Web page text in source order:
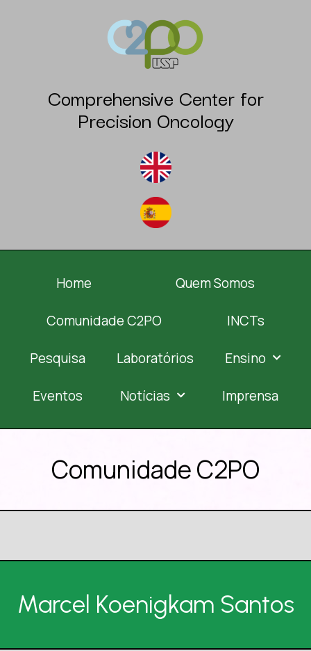
Comprehensive Center for
Precision Oncology
Home Quem Somos
Comunidade C2PO INCTs
Pesquisa Laboratórios Ensino
Eventos Notícias Imprensa
Comunidade C2PO
Marcel Koenigkam Santos